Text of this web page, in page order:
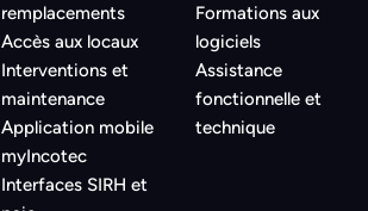
remplacements
Accès aux locaux
Interventions et
maintenance
Application mobile
myIncotec
Interfaces SIRH et
Formations aux
logiciels
Assistance
fonctionnelle et
technique